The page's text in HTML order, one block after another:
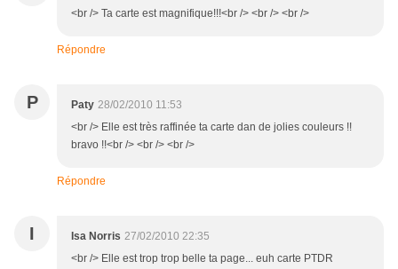
<br /> Ta carte est magnifique!!!<br /> <br /> <br />
Répondre
P Paty 28/02/2010 11:53
<br /> Elle est très raffinée ta carte dan de jolies couleurs !!
bravo !!<br /> <br /> <br />
Répondre
I Isa Norris 27/02/2010 22:35
<br /> Elle est trop trop belle ta page... euh carte PTDR